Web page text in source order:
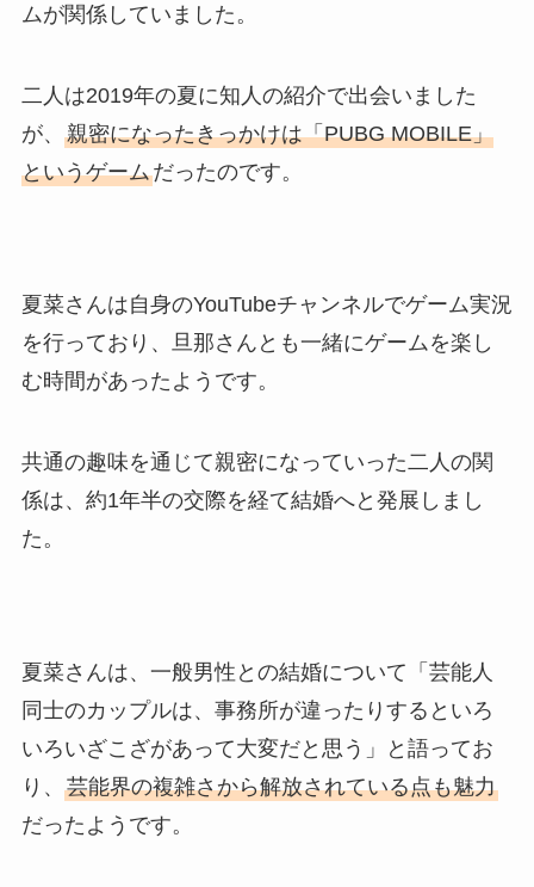
ムが関係していました。
二人は2019年の夏に知人の紹介で出会いました
が、 親密になったきっかけは「PUBG MOBILE」
というゲームだったのです。
夏菜さんは自身のYouTubeチャンネルでゲーム実況
を行っており、旦那さんとも一緒にゲームを楽し
む時間があったようです。
共通の趣味を通じて親密になっていった二人の関
係は、約1年半の交際を経て結婚へと発展しまし
た。
夏菜さんは、一般男性との結婚について「芸能人
同士のカップルは、事務所が違ったりするといろ
いろいざこざがあって大変だと思う」と語ってお
り、 芸能界の複雑さから解放されている点も魅力
だったようです。